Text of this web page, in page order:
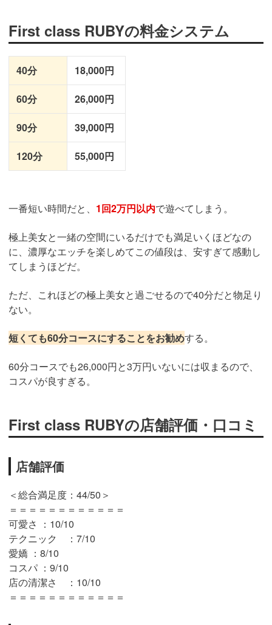
First class RUBYの料金システム
40分 18,000円
60分 26,000円
90分 39,000円
120分 55,000円
一番短い時間だと、 1回2万円以内で遊べてしまう。
極上美女と一緒の空間にいるだけでも満足いくほどなの
に、濃厚なエッチを楽しめてこの値段は、安すぎて感動し
てしまうほどだ。
ただ、これほどの極上美女と過ごせるので40分だと物足り
ない。
短くても60分コースにすることをお勧めする。
60分コースでも26,000円と3万円いないには収まるので、
コスパが良すぎる。
First class RUBYの店舗評価・口コミ
店舗評価
＜総合満足度：44/50＞
＝＝＝＝＝＝＝＝＝＝＝＝
可愛さ ：10/10
テクニック ：7/10
愛嬌 ：8/10
コスパ ：9/10
店の清潔さ ：10/10
＝＝＝＝＝＝＝＝＝＝＝＝